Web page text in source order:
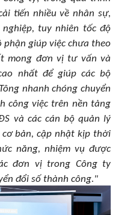
tiến nhiều về nhân sự,
tuy nhiên tốc độ
phận giúp việc chưa theo
mong đơn vị tư vấn và
nhất để giúp các bộ
nhanh chóng chuyển
công việc trên nền tảng
và các cán bộ quản lý
bản, cập nhật kịp thời
năng, nhiệm vụ được
đơn vị trong Công ty
đổi số thành công."